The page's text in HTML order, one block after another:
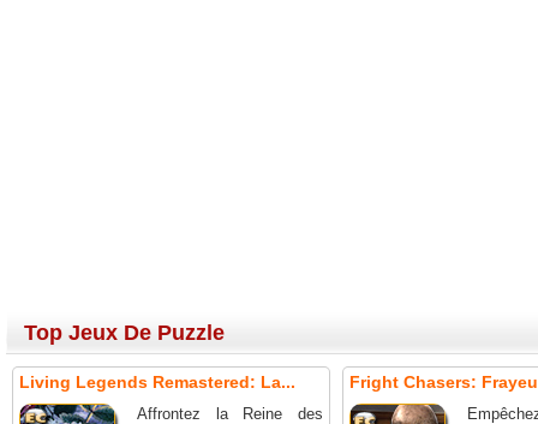
Top Jeux De Puzzle
Living Legends Remastered: La...
Affrontez la Reine des
Fright Chasers: